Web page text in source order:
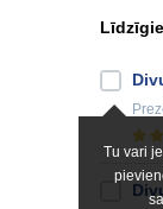
Tu vari